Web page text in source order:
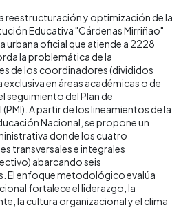
reestructuración y optimización de la
Educativa "Cárdenas Mirriñao"
urbana oficial que atiende a 2228
la problemática de la
de los coordinadores (divididos
en áreas académicas o de
seguimiento del Plan de
A partir de los lineamientos de la
Nacional, se propone un
donde los cuatro
transversales e integrales
abarcando seis
El enfoque metodológico evalúa
fortalece el liderazgo, la
la cultura organizacional y el clima